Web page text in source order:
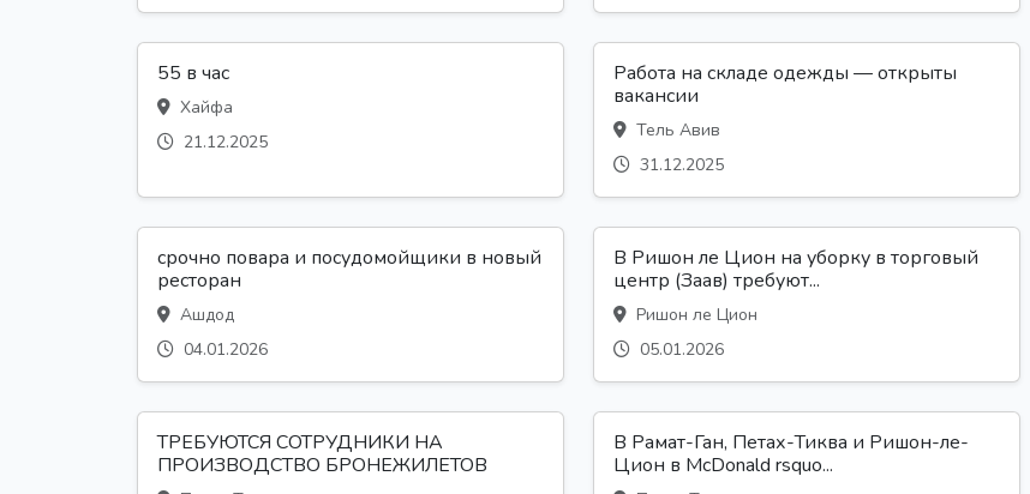
55 в час
Хайфа
21.12.2025
Работа на складе одежды — открыты
вакансии
Тель Авив
31.12.2025
срочно повара и посудомойщики в новый
ресторан
Ашдод
04.01.2026
В Ришон ле Цион на уборку в торговый
центр (Заав) требуют...
Ришон ле Цион
05.01.2026
ТРЕБУЮТСЯ СОТРУДНИКИ НА
ПРОИЗВОДСТВО БРОНЕЖИЛЕТОВ
В Рамат-Ган, Петах-Тиква и Ришон-ле-
Цион в McDonald rsquo...